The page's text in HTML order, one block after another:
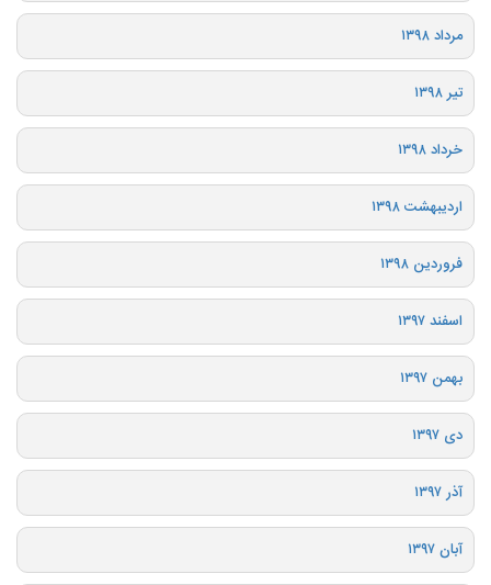
مرداد ۱۳۹۸
تیر ۱۳۹۸
خرداد ۱۳۹۸
اردیبهشت ۱۳۹۸
فروردین ۱۳۹۸
اسفند ۱۳۹۷
بهمن ۱۳۹۷
دی ۱۳۹۷
آذر ۱۳۹۷
آبان ۱۳۹۷